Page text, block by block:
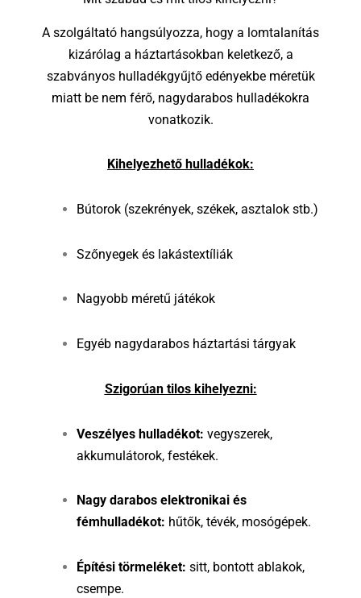
A szolgáltató hangsúlyozza, hogy a lomtalanítás
kizárólag a háztartásokban keletkező, a
szabványos hulladékgyűjtő edényekbe méretük
miatt be nem férő, nagydarabos hulladékokra
vonatkozik.
Kihelyezhető hulladékok:
Bútorok (szekrények, székek, asztalok stb.)
Szőnyegek és lakástextíliák
Nagyobb méretű játékok
Egyéb nagydarabos háztartási tárgyak
Szigorúan tilos kihelyezni:
Veszélyes hulladékot: vegyszerek,
akkumulátorok, festékek.
Nagy darabos elektronikai és
fémhulladékot: hűtők, tévék, mosógépek.
Építési törmeléket: sitt, bontott ablakok,
csempe.